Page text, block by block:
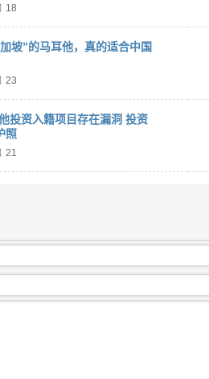
18
坡”的马耳他，真的适合中国
23
投资入籍项目存在漏洞 投资
照
21